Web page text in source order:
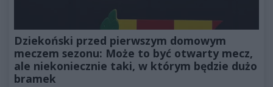
Dziekoński przed pierwszym domowym
meczem sezonu: Może to być otwarty mecz,
ale niekoniecznie taki, w którym będzie dużo
bramek